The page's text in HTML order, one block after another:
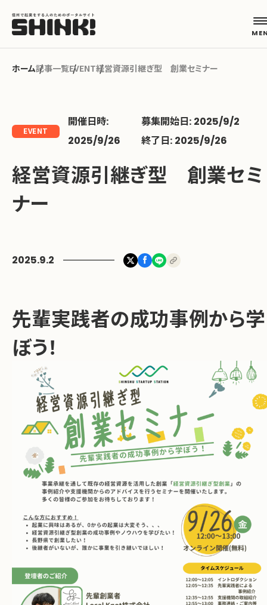
起業フェーズから探す
地域から探す
ABOUT
記事一覧EVENT経営資源引継ぎ型 創業セミナー
EVENT
開催日時:
2025/9/26
募集開始日: 2025/9/2
終了日: 2025/9/26
経営資源引継ぎ型 創業セミ
ナー
2025.9.2
先輩実践者の成功事例から学
ぼう！